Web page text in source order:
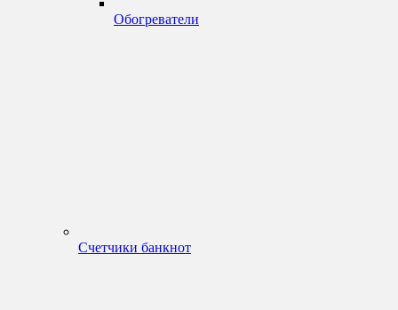
Обогреватели
Счетчики банкнот